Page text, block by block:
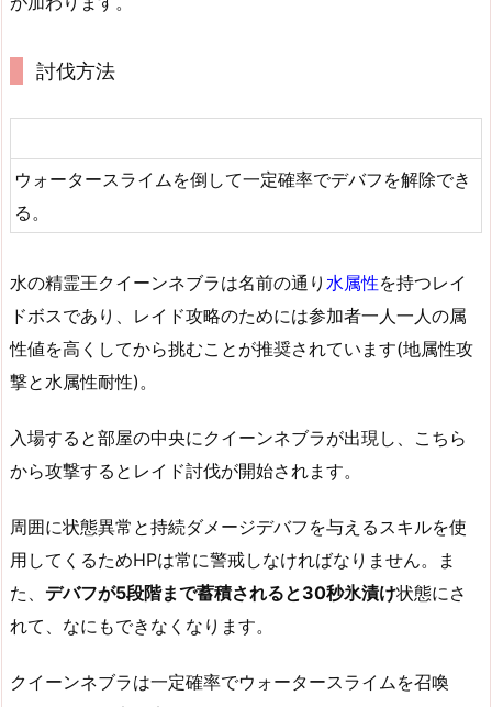
討伐方法
ウォータースライムを倒して一定確率でデバフを解除でき
る。
水の精霊王クイーンネブラは名前の通り 水属性を持つレイ
ドボスであり、レイド攻略のためには参加者一人一人の属
性値を高くしてから挑むことが推奨されています(地属性攻
撃と水属性耐性)。
入場すると部屋の中央にクイーンネブラが出現し、こちら
から攻撃するとレイド討伐が開始されます。
周囲に状態異常と持続ダメージデバフを与えるスキルを使
用してくるためHPは常に警戒しなければなりません。ま
た、 デバフが5段階まで蓄積されると30秒氷漬け状態にさ
れて、なにもできなくなります。
クイーンネブラは一定確率でウォータースライムを召喚